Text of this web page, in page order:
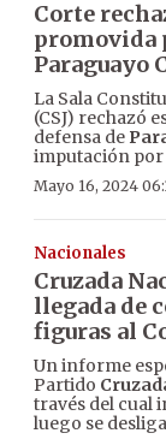
Corte
promovida
Paraguayo
La Sala
(CSJ) rechazó
defensa de
imputación por
Mayo 16, 2024
Nacionales
Cruzada
llegada de
figuras al
Un informe
Partido
través del cual
luego se